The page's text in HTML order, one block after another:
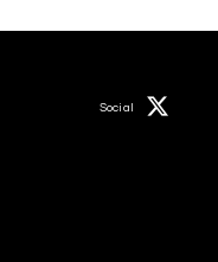
Social